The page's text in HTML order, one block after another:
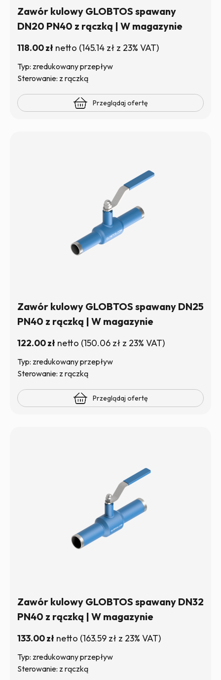
Zawór kulowy GLOBTOS spawany
DN20 PN40 z rączką | W magazynie
118.00zł netto (145.14 zł z 23% VAT)
Typ: zredukowany przepływ
Sterowanie: z rączką
Przeglądaj ofertę
Zawór kulowy GLOBTOS spawany DN25
PN40 z rączką | W magazynie
122.00zł netto (150.06 zł z 23% VAT)
Typ: zredukowany przepływ
Sterowanie: z rączką
Przeglądaj ofertę
Zawór kulowy GLOBTOS spawany DN32
PN40 z rączką | W magazynie
133.00zł netto (163.59 zł z 23% VAT)
Typ: zredukowany przepływ
Sterowanie: z rączką